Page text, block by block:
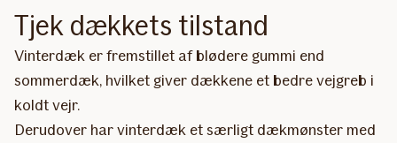
Tjek dækkets tilstand
Vinterdæk er fremstillet af blødere gummi end
sommerdæk, hvilket giver dækkene et bedre vejgreb i
koldt vejr.
Derudover har vinterdæk et særligt dækmønster med